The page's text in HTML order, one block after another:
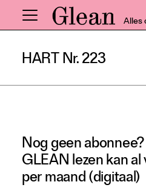
Alles
Home
Nieuws
Inzicht
Events
Meer rubrieken
HART Nr. 223
Nog geen abonnee?
GLEAN lezen kan
per maand (digitaal)